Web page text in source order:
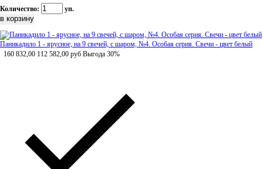
Количество: уп.
Паникадило 1 - ярусное, на 9 свечей, с шаром, №4. Особая серия. Свечи - цвет белый
160 832,00 112 582,00 руб Выгода 30%